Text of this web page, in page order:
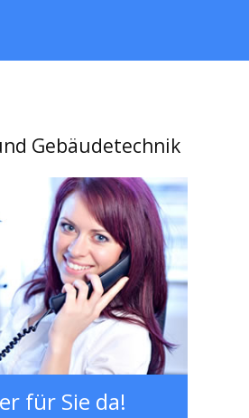
Gebäudetechnik
für Sie da!